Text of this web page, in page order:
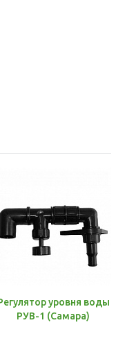
уровня воды
РУВ-1 (Самара)